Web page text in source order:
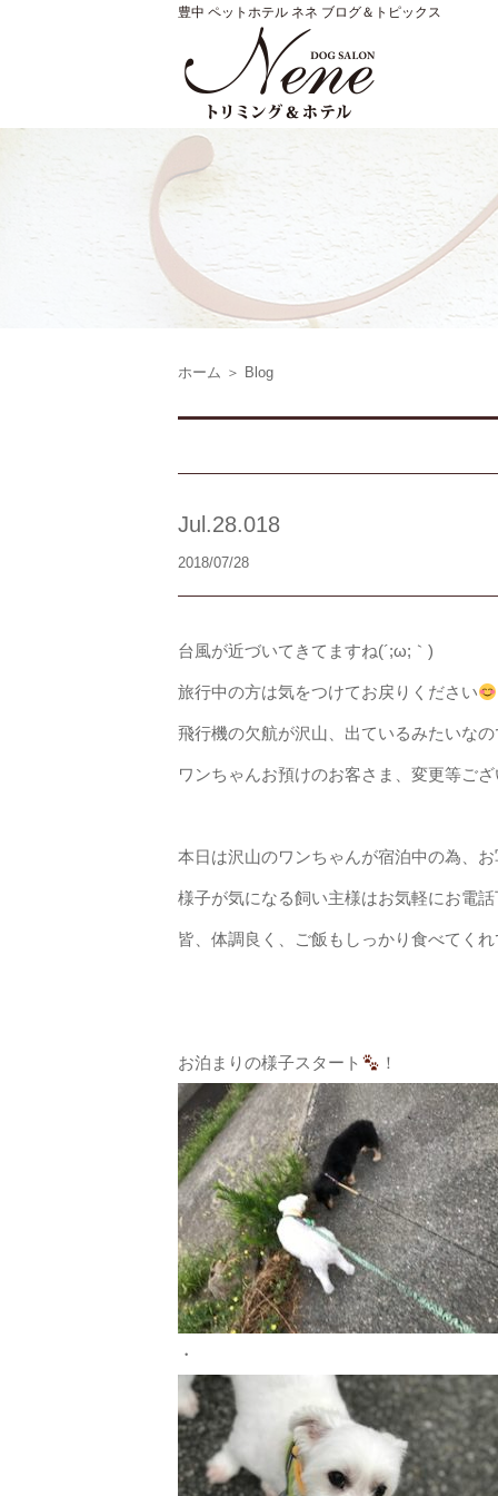
豊中 ペットホテル ネネ ブログ＆トピックス
ホーム ＞ Blog
Jul.28.018
2018/07/28
台風が近づいてきてますね(´;ω;｀)
旅行中の方は気をつけてお戻りください
飛行機の欠航が沢山、出ているみたいな
ワンちゃんお預けのお客さま、変更等ご
本日は沢山のワンちゃんが宿泊中の為、
様子が気になる飼い主様はお気軽にお電
皆、体調良く、ご飯もしっかり食べてく
お泊まりの様子スタート ！
・